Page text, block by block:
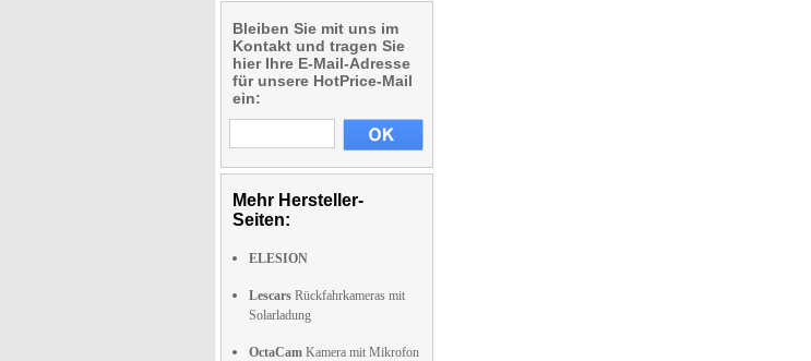
Bleiben Sie mit uns im
Kontakt und tragen Sie
hier Ihre E-Mail-Adresse
für unsere HotPrice-Mail
ein:
Mehr Hersteller-
Seiten:
ELESION
Lescars Rückfahrkameras mit
Solarladung
OctaCam Kamera mit Mikrofon